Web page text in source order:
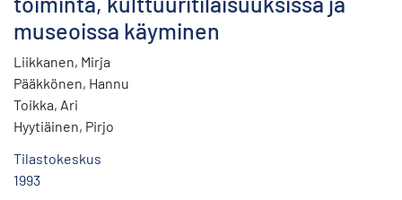
museoissa käyminen
Liikkanen, Mirja
Pääkkönen, Hannu
Toikka, Ari
Hyytiäinen, Pirjo
Tilastokeskus
1993